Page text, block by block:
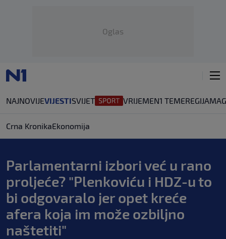
Oglas
NAJNOVIJEVIJESTISVIJET VRIJEMEN1 TEMEREGIJA
Crna KronikaEkonomija
Parlamentarni izbori već u rano
proljeće? "Plenkoviću i HDZ-u to
bi odgovaralo jer opet kreće
afera koja im može ozbiljno
naštetiti"